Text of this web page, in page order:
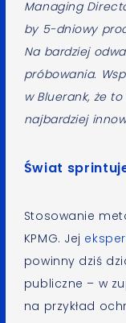
Managing
by 5-dniowy
Na bardziej
próbowania.
w Bluerank, że
najbardziej
Świat
Stosowanie
KPMG. Jej
powinny dziś
publiczne – w
na przykład